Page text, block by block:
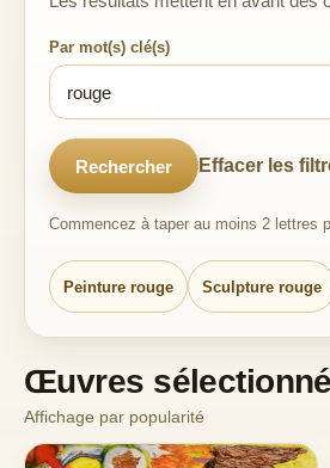
Par mot(s) clé(s)
Rechercher Effacer les
Commencez à taper au moins 2 lettres
Peinture rouge Sculpture rouge
Œuvres
Affichage par popularité